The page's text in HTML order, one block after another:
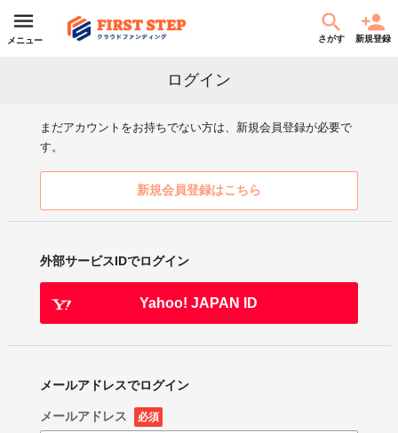
メニュー さがす 新規登録
ログイン
まだアカウントをお持ちでない方は、新規会員登録が必要で
す。
新規会員登録はこちら
外部サービスIDでログイン
Yahoo! JAPAN ID
メールアドレスでログイン
メールアドレス 必須